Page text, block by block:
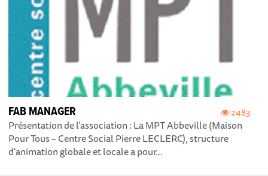
2483
FAB MANAGER
Présentation de l’association : La MPT Abbeville (Maison
Pour Tous – Centre Social Pierre LECLERC), structure
d'animation globale et locale a pour...